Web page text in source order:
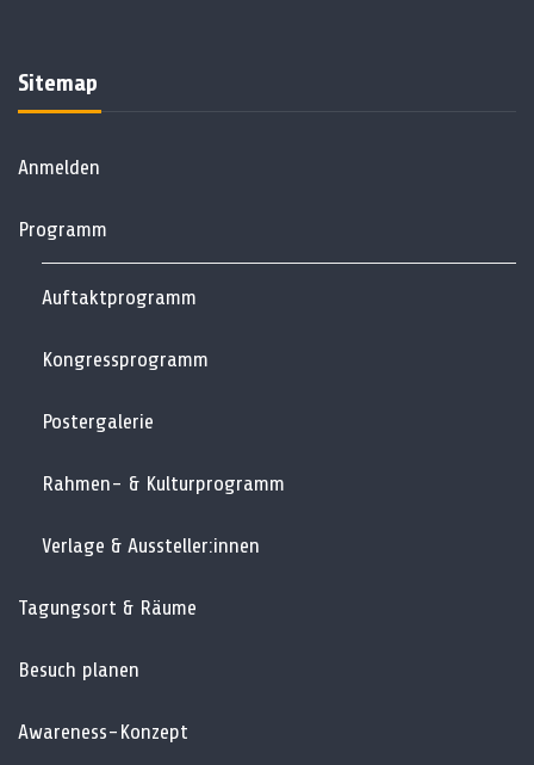
Sitemap
Anmelden
Programm
Auftaktprogramm
Kongressprogramm
Postergalerie
Rahmen- & Kulturprogramm
Verlage & Aussteller:innen
Tagungsort & Räume
Besuch planen
Awareness-Konzept